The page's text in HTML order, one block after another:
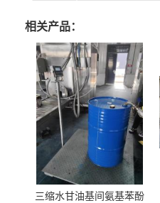
相关产品：
三缩水甘油基间氨基苯酚